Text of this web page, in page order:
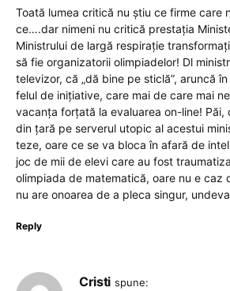
Toată lumea critică nu știu ce firme care
ce….dar nimeni nu critică prestația
Ministrului de largă respirație
să fie organizatorii olimpiadelor! Dl
televizor, că „dă bine pe sticlă”, aruncă
felul de inițiative, care mai de care mai
vacanța forțată la evaluarea on-line! Păi,
din țară pe serverul utopic al acestui
teze, oare ce se va bloca în afară de
joc de mii de elevi care au fost
olimpiada de matematică, oare nu e caz
nu are onoarea de a pleca singur,
Reply
Cristi spune: